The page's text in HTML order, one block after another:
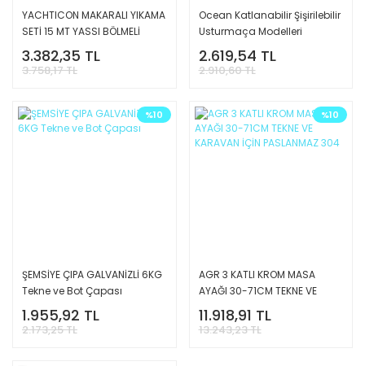
YACHTICON MAKARALI YIKAMA
SETİ 15 MT YASSI BÖLMELİ
ÖRGÜ HORTUMLU
3.382,35 TL
3.758,17 TL
Ocean Katlanabilir Şişirilebilir
Usturmaça Modelleri
2.619,54 TL
2.910,60 TL
%10
ŞEMSİYE ÇIPA GALVANİZLİ 6KG
Tekne ve Bot Çapası
1.955,92 TL
2.173,25 TL
%10
AGR 3 KATLI KROM MASA
AYAĞI 30-71CM TEKNE VE
KARAVAN İÇİN PASLANMAZ
304
11.918,91 TL
13.243,23 TL